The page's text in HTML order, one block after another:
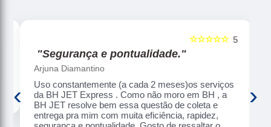
5
☆☆☆☆☆
"Segurança e pontualidade."
Arjuna Diamantino
Uso constantemente (a cada 2 meses)os serviços
da BH JET Express . Como não moro em BH , a
BH JET resolve bem essa questão de coleta e
entrega pra mim com muita eficiência, rapidez,
‹ ›